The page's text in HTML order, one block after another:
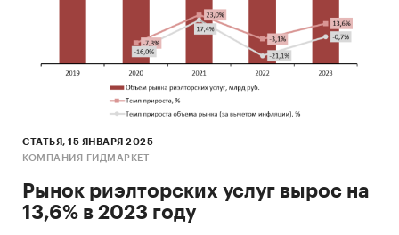
СТАТЬЯ, 15 ЯНВАРЯ 2025
КОМПАНИЯ ГИДМАРКЕТ
Рынок риэлторских услуг вырос на
13,6% в 2023 году